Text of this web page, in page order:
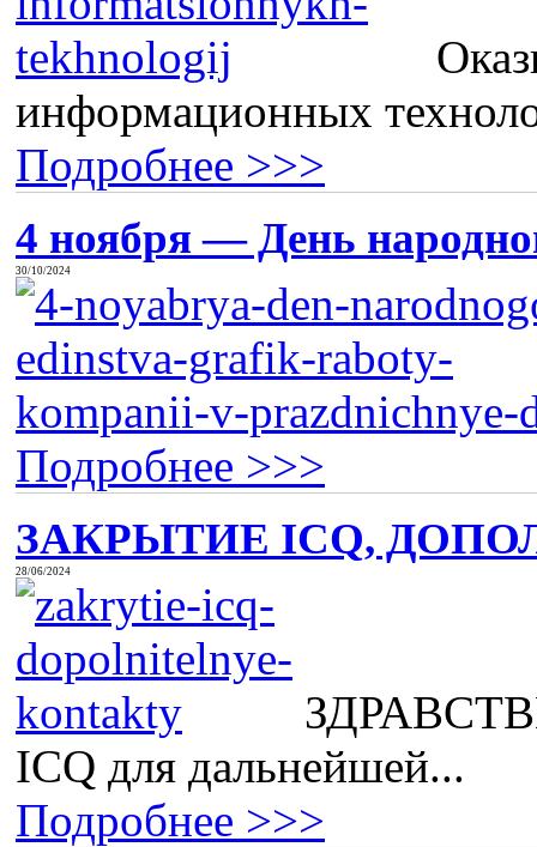
информационных
Подробнее >>>
4 ноября — День
30/10/2024
Подробнее >>>
ЗАКРЫТИЕ ICQ,
28/06/2024
ICQ для дальнейшей...
Подробнее >>>